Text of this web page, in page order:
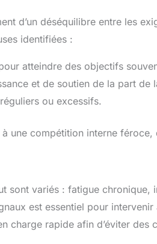
d’un déséquilibre entre les
identifiées :
atteindre des objectifs
et de soutien de la part de
ou excessifs.
une compétition interne
sont variés : fatigue
est essentiel pour
charge rapide afin d’éviter des